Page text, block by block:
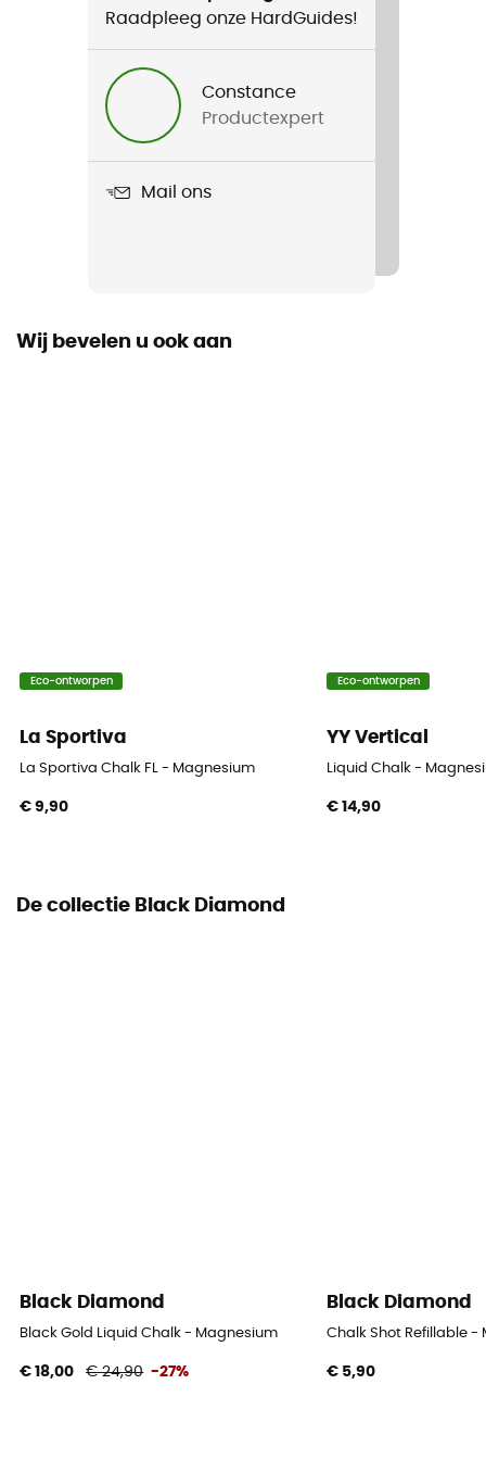
Loose Chalk
Raadpleeg onze HardGuides!
Constance
Productexpert
Mail ons
Wij bevelen u ook aan
Eco-ontworpen
La Sportiva
La Sportiva Chalk FL - Magnesium
€ 9,90
Eco-ontworpen
YY Vertical
Liquid Chalk -
€ 14,90
De collectie Black Diamond
Black Diamond
Black Gold Liquid Chalk - Magnesium
€ 18,00 € 24,90 -27%
Black Diamond
Chalk Shot Refillable -
€ 5,90